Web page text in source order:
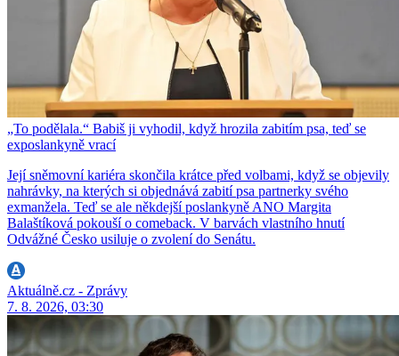
„To podělala.“ Babiš ji vyhodil, když hrozila zabitím psa, teď se
exposlankyně vrací
Její sněmovní kariéra skončila krátce před volbami, když se objevily
nahrávky, na kterých si objednává zabití psa partnerky svého
exmanžela. Teď se ale někdejší poslankyně ANO Margita
Balaštíková pokouší o comeback. V barvách vlastního hnutí
Odvážné Česko usiluje o zvolení do Senátu.
Aktuálně.cz - Zprávy
7. 8. 2026, 03:30